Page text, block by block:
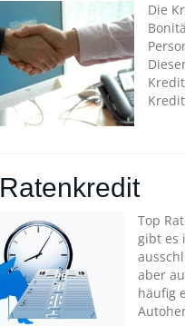
Die
Top
gibt es
aber
häufig